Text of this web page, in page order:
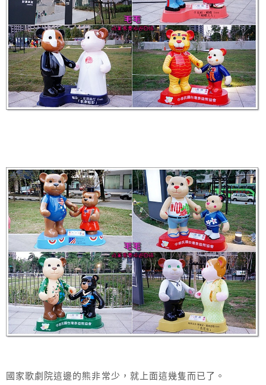
國家歌劇院這邊的熊非常少，就上面這幾隻而已了。